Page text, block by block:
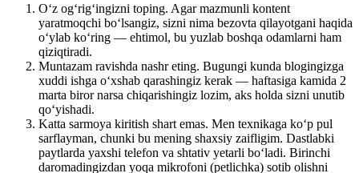
O‘z og‘rig‘ingizni toping. Agar mazmunli kontent
yaratmoqchi bo‘lsangiz, sizni nima bezovta qilayotgani haqida
o‘ylab ko‘ring — ehtimol, bu yuzlab boshqa odamlarni ham
qiziqtiradi.
Muntazam ravishda nashr eting. Bugungi kunda blogingizga
xuddi ishga o‘xshab qarashingiz kerak — haftasiga kamida 2
marta biror narsa chiqarishingiz lozim, aks holda sizni unutib
qo‘yishadi.
Katta sarmoya kiritish shart emas. Men texnikaga ko‘p pul
sarflayman, chunki bu mening shaxsiy zaifligim. Dastlabki
paytlarda yaxshi telefon va shtativ yetarli bo‘ladi. Birinchi
daromadingizdan yoqa mikrofoni (petlichka) sotib olishni